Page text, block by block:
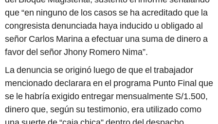
que “en ninguno de los casos se ha acreditado que la
congresista denunciada haya inducido u obligado al
señor Carlos Marina a efectuar una suma de dinero a
favor del señor Jhony Romero Nima”.
La denuncia se originó luego de que el trabajador
mencionado declarara en el programa Punto Final que
se le habría exigido entregar mensualmente S/1.500,
dinero que, según su testimonio, era utilizado como